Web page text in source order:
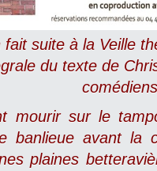
fait suite à la Veille
du texte de
mourir sur le
banlieue avant la
plaines